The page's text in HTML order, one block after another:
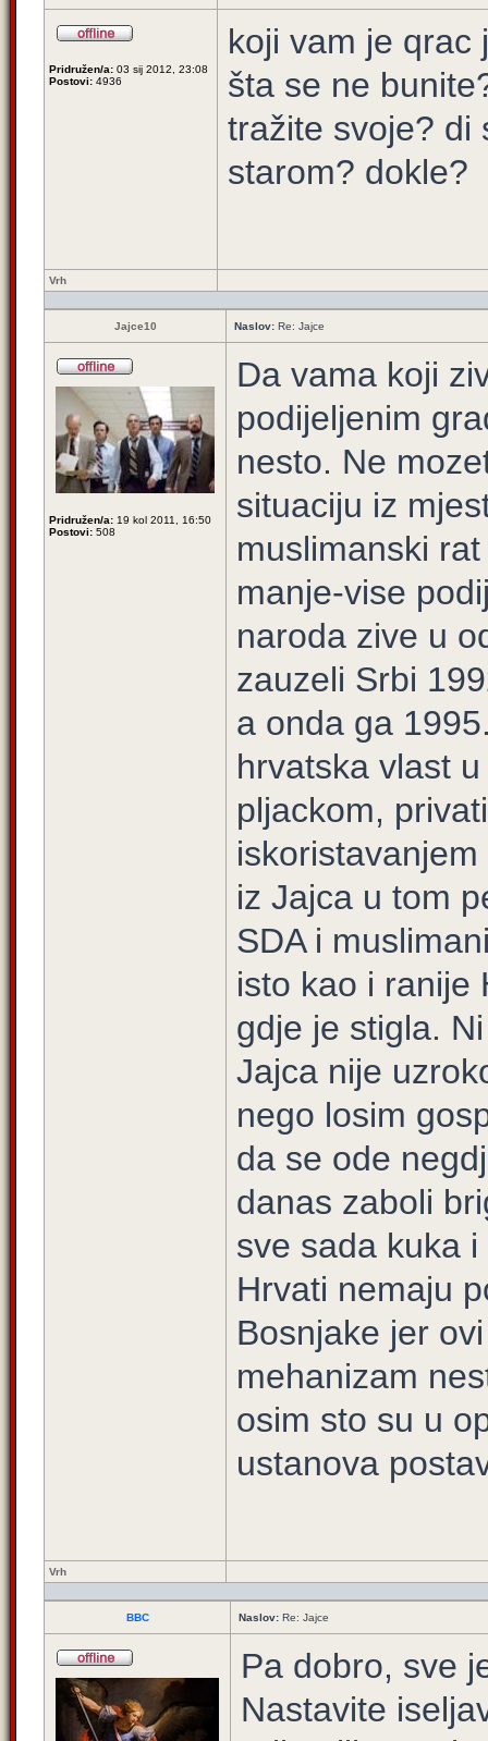
Pridružen/a: 03 sij 2012, 23:08
Postovi: 4936
koji vam je qrac
šta se ne
tražite svoje? di
starom? dokle?
Vrh
Jajce10 Naslov: Re: Jajce
Pridružen/a: 19 kol 2011, 16:50
Postovi: 508
Da vama koji
podijeljenim
nesto. Ne
situaciju iz
muslimanski
manje-vise
naroda zive u
zauzeli Srbi
a onda ga
hrvatska vlast
pljackom,
iz Jajca u tom
SDA i
isto kao i ranije
gdje je stigla.
Jajca nije
nego losim
da se ode
danas zaboli
sve sada kuka
Hrvati nemaju
Bosnjake jer
mehanizam
osim sto su u
ustanova
Vrh
BBC Naslov: Re: Jajce
Pa dobro, sve
Nastavite